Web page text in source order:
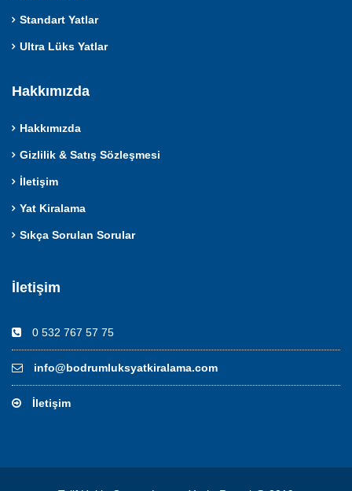
Standart Yatlar
Ultra Lüks Yatlar
Hakkımızda
Hakkımızda
Gizlilik & Satış Sözleşmesi
İletişim
Yat Kiralama
Sıkça Sorulan Sorular
İletişim
0 532 767 57 75
info@bodrumluksyatkiralama.com
İletişim